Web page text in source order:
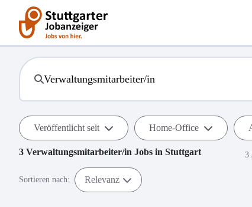
Veröffentlicht seit Home-Office
3 Verwaltungsmitarbeiter/in Jobs in Stuttgart 3
Sortieren nach: Relevanz